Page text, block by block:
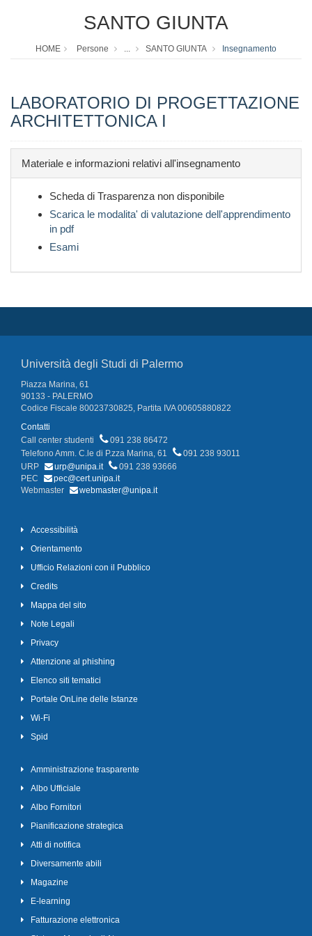
SANTO GIUNTA
HOME Persone ... SANTO GIUNTA Insegnamento
LABORATORIO DI PROGETTAZIONE
ARCHITETTONICA I
Materiale e informazioni relativi all'insegnamento
Scheda di Trasparenza non disponibile
Scarica le modalita' di valutazione dell'apprendimento
in pdf
Esami
Università degli Studi di Palermo
Piazza Marina, 61
90133 - PALERMO
Codice Fiscale 80023730825, Partita IVA 00605880822
Contatti
Call center studenti
091 238 86472
Telefono Amm. C.le di P.zza Marina, 61
091 238 93011
URP
urp@unipa.it
091 238 93666
PEC
pec@cert.unipa.it
Webmaster
webmaster@unipa.it
Accessibilità
Orientamento
Ufficio Relazioni con il Pubblico
Credits
Mappa del sito
Note Legali
Privacy
Attenzione al phishing
Elenco siti tematici
Portale OnLine delle Istanze
Wi-Fi
Spid
Amministrazione trasparente
Albo Ufficiale
Albo Fornitori
Pianificazione strategica
Atti di notifica
Diversamente abili
Magazine
E-learning
Fatturazione elettronica